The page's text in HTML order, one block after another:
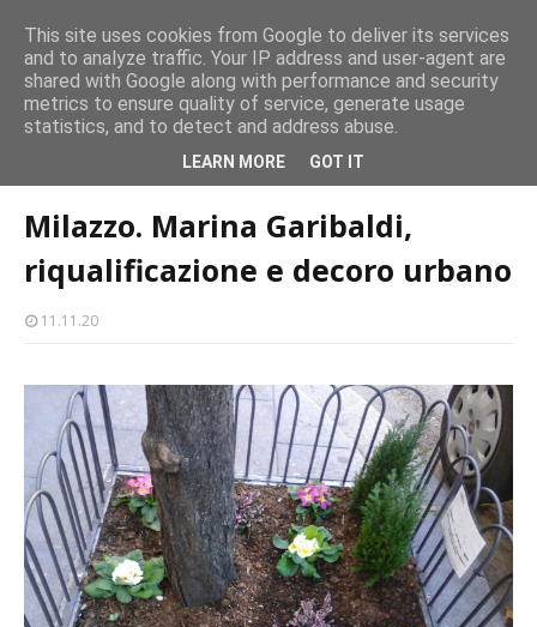
Milazzo 28ª Sagra del Pesce a Vaccarella: il programma
EVENTI
marina garibaldi Milazzo. Marina Garibaldi,
Milazzo. Marina Garibaldi,
riqualificazione e decoro urbano
11.11.20
This site uses cookies from Google to deliver its services
and to analyze traffic. Your IP address and user-agent are
shared with Google along with performance and security
metrics to ensure quality of service, generate usage
statistics, and to detect and address abuse.
LEARN MORE GOT IT